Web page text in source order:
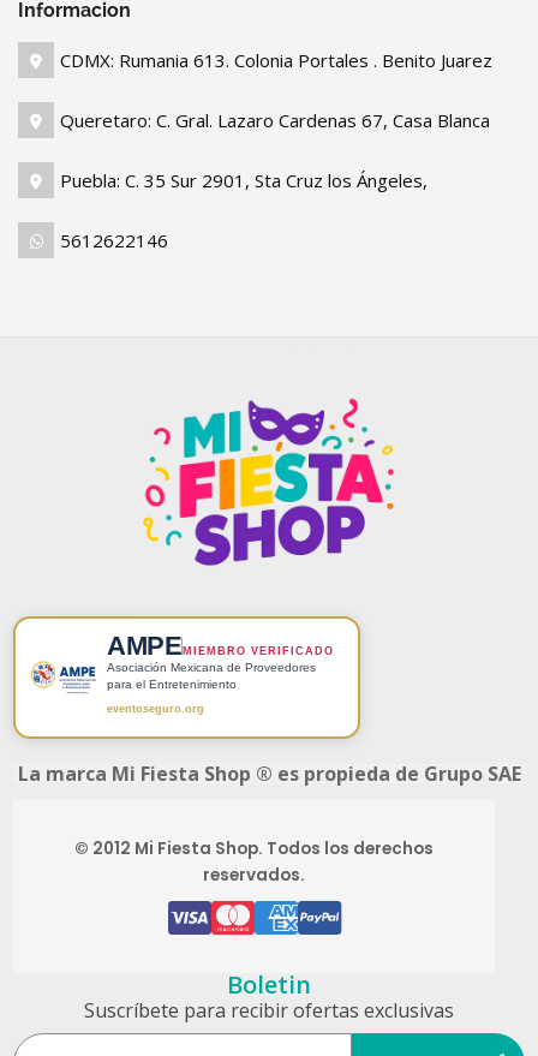
Informacion
CDMX: Rumania 613. Colonia Portales . Benito Juarez
Queretaro: C. Gral. Lazaro Cardenas 67, Casa Blanca
Puebla: C. 35 Sur 2901, Sta Cruz los Ángeles,
5612622146
AMPE MIEMBRO VERIFICADO
Asociación Mexicana de Proveedores
para el Entretenimiento
eventoseguro.org
La marca Mi Fiesta Shop ® es propieda de Grupo SAE
© 2012 Mi Fiesta Shop. Todos los derechos
reservados.
Boletin
Suscríbete para recibir ofertas exclusivas